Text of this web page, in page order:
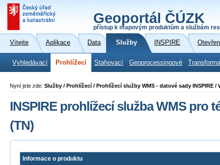
Geoportál ČÚZK
přístup k mapovým produktům a službám
Vítejte Aplikace Data Služby INSPIRE
Vyhledávací Prohlížecí Stahovací Geoprocessingové
Nyní jste zde: Služby / Prohlížecí / Prohlížecí služby WMS - datové sady INSPIRE /
INSPIRE prohlížecí služba WMS pro
(TN)
Informace o produktu